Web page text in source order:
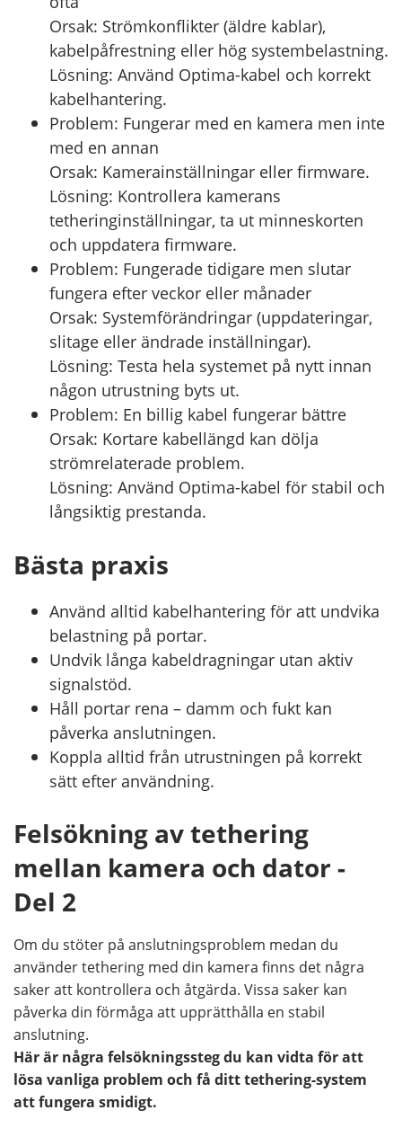
Orsak: Strömkonflikter (äldre kablar),
kabelpåfrestning eller hög systembelastning.
Lösning: Använd Optima-kabel och korrekt
kabelhantering.
Problem: Fungerar med en kamera men inte
med en annan
Orsak: Kamerainställningar eller firmware.
Lösning: Kontrollera kamerans
tetheringinställningar, ta ut minneskorten
och uppdatera firmware.
Problem: Fungerade tidigare men slutar
fungera efter veckor eller månader
Orsak: Systemförändringar (uppdateringar,
slitage eller ändrade inställningar).
Lösning: Testa hela systemet på nytt innan
någon utrustning byts ut.
Problem: En billig kabel fungerar bättre
Orsak: Kortare kabellängd kan dölja
strömrelaterade problem.
Lösning: Använd Optima-kabel för stabil och
långsiktig prestanda.
Bästa praxis
Använd alltid kabelhantering för att undvika
belastning på portar.
Undvik långa kabeldragningar utan aktiv
signalstöd.
Håll portar rena – damm och fukt kan
påverka anslutningen.
Koppla alltid från utrustningen på korrekt
sätt efter användning.
Felsökning av tethering
mellan kamera och dator -
Del 2
Om du stöter på anslutningsproblem medan du
använder tethering med din kamera finns det några
saker att kontrollera och åtgärda. Vissa saker kan
påverka din förmåga att upprätthålla en stabil
anslutning.
Här är några felsökningssteg du kan vidta för att
lösa vanliga problem och få ditt tethering-system
att fungera smidigt.